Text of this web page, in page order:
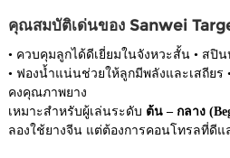
คุณสมบัติเด่นของ Sanwei
• ควบคุมลูกได้ดีเยี่ยมในจังหวะสั้น • สปิ
• ฟองน้ำแน่นช่วยให้ลูกมีพลังและเสถียร •
คงคุณภาพยาง
เหมาะสำหรับผู้เล่นระดับ ต้น – กลาง
ลองใช้ยางจีน แต่ต้องการคอนโทรลที่ดีแ